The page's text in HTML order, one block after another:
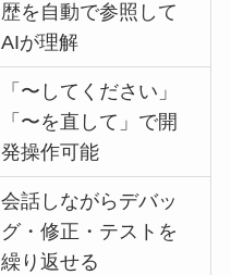
歴を自動で参照して
AIが理解
「〜してください」
「〜を直して」で開
発操作可能
会話しながらデバッ
グ・修正・テストを
繰り返せる